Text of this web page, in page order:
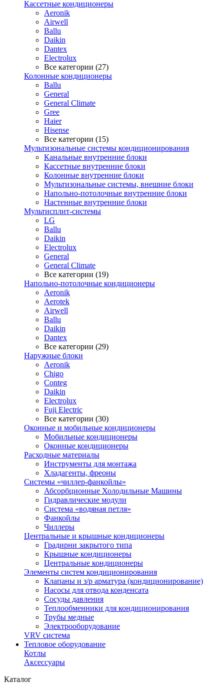
Кассетные кондиционеры
Aeronik
Airwell
Ballu
Daikin
Dantex
Electrolux
Все категории (27)
Колонные кондиционеры
Ballu
General
General Climate
Gree
Haier
Hisense
Все категории (15)
Мультизональные системы кондиционирования
Канальные внутренние блоки
Кассетные внутренние блоки
Колонные внутренние блоки
Мультизональные системы, внешние блоки
Напольно-потолочные внутренние блоки
Настенные внутренние блоки
Мультисплит-системы
LG
Ballu
Daikin
Electrolux
General
General Climate
Все категории (19)
Напольно-потолочные кондиционеры
Aeronik
Aerotek
Airwell
Ballu
Daikin
Dantex
Все категории (29)
Наружные блоки
Aeronik
Chigo
Conteg
Daikin
Electrolux
Fuji Electric
Все категории (30)
Оконные и мобильные кондиционеры
Мобильные кондиционеры
Оконные кондиционеры
Расходные материалы
Инструменты для монтажа
Хладагенты, фреоны
Системы «чиллер-фанкойлы»
Абсорбционные Холодильные Машины
Гидравлические модули
Система «водяная петля»
Фанкойлы
Чиллеры
Центральные и крышные кондиционеры
Градирни закрытого типа
Крышные кондиционеры
Центральные кондиционеры
Элементы систем кондиционирования
Клапаны и з/р арматура (кондиционирование)
Насосы для отвода конденсата
Сосуды давления
Теплообменники для кондиционирования
Трубы медные
Электрооборудование
VRV система
Тепловое оборудование
Котлы
Аксессуары
Каталог